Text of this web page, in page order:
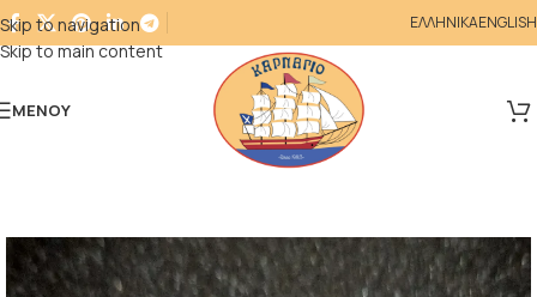
Skip to navigation
Skip to main content
ΕΛΛΗΝΙΚΑENGLISH
ΜΕΝΟΎ